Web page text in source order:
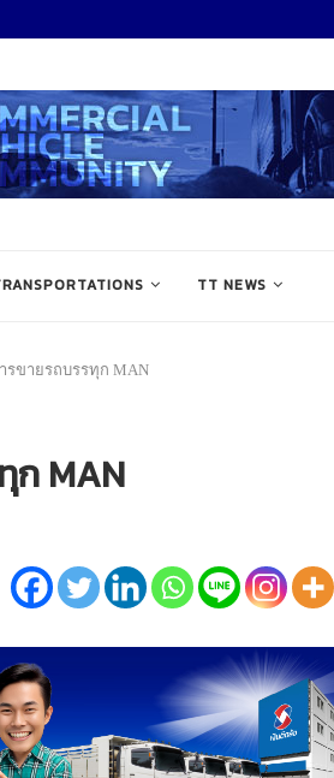
TT NEWS
ขายรถบรรทุก MAN
ก MAN